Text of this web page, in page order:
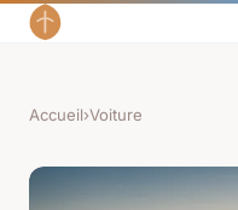
Accueil›Voiture